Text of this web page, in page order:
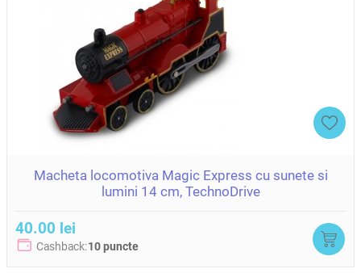
Macheta locomotiva Magic Express cu sunete si
lumini 14 cm, TechnoDrive
40.00 lei
Cashback:10 puncte